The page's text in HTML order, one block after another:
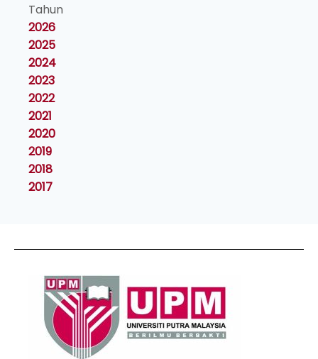
Tahun
2026
2025
2024
2023
2022
2021
2020
2019
2018
2017